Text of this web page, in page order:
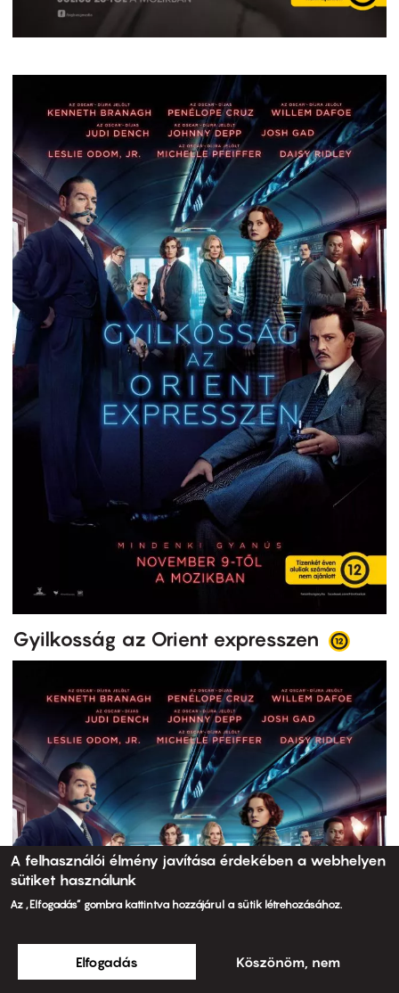
Gyilkosság az Orient expresszen
A felhasználói élmény javítása érdekében a webhelyen
sütiket használunk
Az „Elfogadás” gombra kattintva hozzájárul a sütik létrehozásához.
Elfogadás Köszönöm, nem